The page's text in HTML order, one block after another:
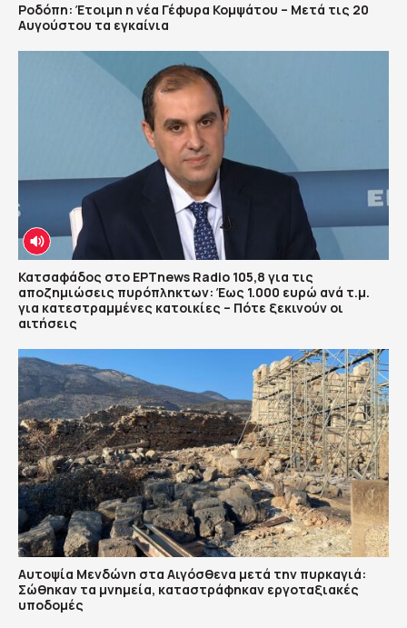
Ροδόπη: Έτοιμη η νέα Γέφυρα Κομψάτου – Μετά τις 20
Αυγούστου τα εγκαίνια
Κατσαφάδος στο ΕΡΤnews Radio 105,8 για τις
αποζημιώσεις πυρόπληκτων: Έως 1.000 ευρώ ανά τ.μ.
για κατεστραμμένες κατοικίες – Πότε ξεκινούν οι
αιτήσεις
Αυτοψία Μενδώνη στα Αιγόσθενα μετά την πυρκαγιά:
Σώθηκαν τα μνημεία, καταστράφηκαν εργοταξιακές
υποδομές